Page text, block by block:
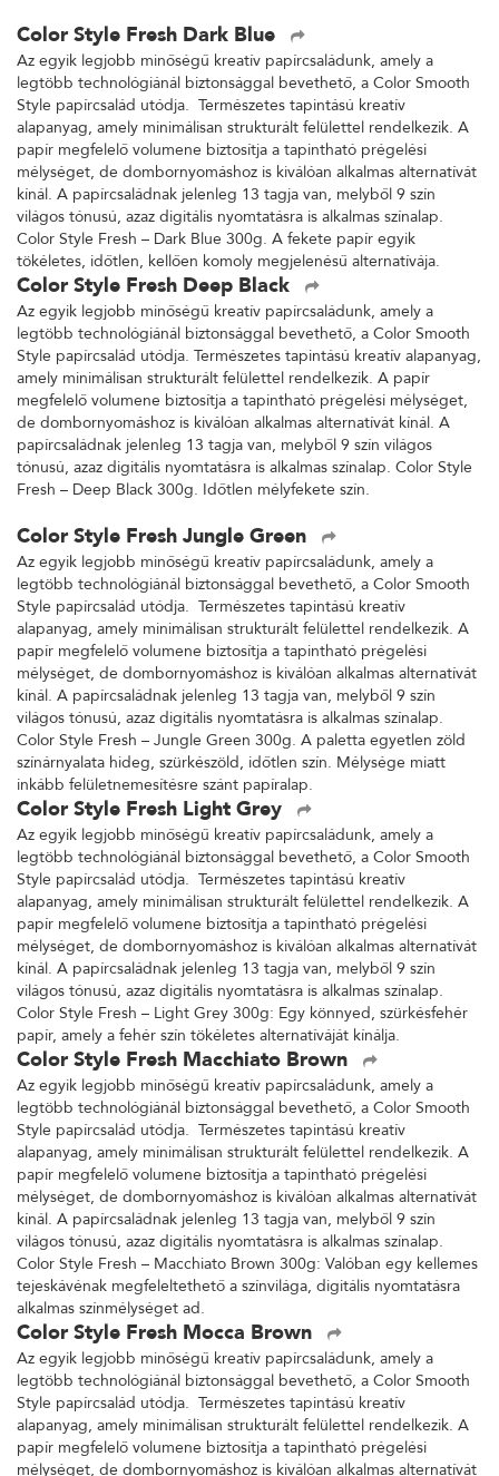
Color Style Fresh Dark Blue
Az egyik legjobb minőségű kreatív papírcsaládunk, amely a
legtöbb technológiánál biztonsággal bevethető, a Color Smooth
Style papírcsalád utódja. Természetes tapintású kreatív
alapanyag, amely minimálisan strukturált felülettel rendelkezik. A
papír megfelelő volumene biztosítja a tapintható prégelési
mélységet, de dombornyomáshoz is kiválóan alkalmas alternatívát
kínál. A papírcsaládnak jelenleg 13 tagja van, melyből 9 szín
világos tónusú, azaz digitális nyomtatásra is alkalmas színalap.
Color Style Fresh – Dark Blue 300g. A fekete papír egyik
tökéletes, időtlen, kellően komoly megjelenésű alternatívája.
Color Style Fresh Deep Black
Az egyik legjobb minőségű kreatív papírcsaládunk, amely a
legtöbb technológiánál biztonsággal bevethető, a Color Smooth
Style papírcsalád utódja. Természetes tapintású kreatív alapanyag,
amely minimálisan strukturált felülettel rendelkezik. A papír
megfelelő volumene biztosítja a tapintható prégelési mélységet,
de dombornyomáshoz is kiválóan alkalmas alternatívát kínál. A
papírcsaládnak jelenleg 13 tagja van, melyből 9 szín világos
tónusú, azaz digitális nyomtatásra is alkalmas színalap. Color Style
Fresh – Deep Black 300g. Időtlen mélyfekete szín.
Color Style Fresh Jungle Green
Az egyik legjobb minőségű kreatív papírcsaládunk, amely a
legtöbb technológiánál biztonsággal bevethető, a Color Smooth
Style papírcsalád utódja. Természetes tapintású kreatív
alapanyag, amely minimálisan strukturált felülettel rendelkezik. A
papír megfelelő volumene biztosítja a tapintható prégelési
mélységet, de dombornyomáshoz is kiválóan alkalmas alternatívát
kínál. A papírcsaládnak jelenleg 13 tagja van, melyből 9 szín
világos tónusú, azaz digitális nyomtatásra is alkalmas színalap.
Color Style Fresh – Jungle Green 300g. A paletta egyetlen zöld
színárnyalata hideg, szürkészöld, időtlen szín. Mélysége miatt
inkább felületnemesítésre szánt papíralap.
Color Style Fresh Light Grey
Az egyik legjobb minőségű kreatív papírcsaládunk, amely a
legtöbb technológiánál biztonsággal bevethető, a Color Smooth
Style papírcsalád utódja. Természetes tapintású kreatív
alapanyag, amely minimálisan strukturált felülettel rendelkezik. A
papír megfelelő volumene biztosítja a tapintható prégelési
mélységet, de dombornyomáshoz is kiválóan alkalmas alternatívát
kínál. A papírcsaládnak jelenleg 13 tagja van, melyből 9 szín
világos tónusú, azaz digitális nyomtatásra is alkalmas színalap.
Color Style Fresh – Light Grey 300g: Egy könnyed, szürkésfehér
papír, amely a fehér szín tökéletes alternatíváját kínálja.
Color Style Fresh Macchiato Brown
Az egyik legjobb minőségű kreatív papírcsaládunk, amely a
legtöbb technológiánál biztonsággal bevethető, a Color Smooth
Style papírcsalád utódja. Természetes tapintású kreatív
alapanyag, amely minimálisan strukturált felülettel rendelkezik. A
papír megfelelő volumene biztosítja a tapintható prégelési
mélységet, de dombornyomáshoz is kiválóan alkalmas alternatívát
kínál. A papírcsaládnak jelenleg 13 tagja van, melyből 9 szín
világos tónusú, azaz digitális nyomtatásra is alkalmas színalap.
Color Style Fresh – Macchiato Brown 300g: Valóban egy kellemes
tejeskávénak megfeleltethető a színvilága, digitális nyomtatásra
alkalmas színmélységet ad.
Color Style Fresh Mocca Brown
Az egyik legjobb minőségű kreatív papírcsaládunk, amely a
legtöbb technológiánál biztonsággal bevethető, a Color Smooth
Style papírcsalád utódja. Természetes tapintású kreatív
alapanyag, amely minimálisan strukturált felülettel rendelkezik. A
papír megfelelő volumene biztosítja a tapintható prégelési
mélységet, de dombornyomáshoz is kiválóan alkalmas alternatívát